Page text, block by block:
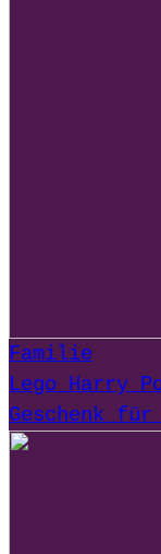
Familie
Lego Harry
Geschenk